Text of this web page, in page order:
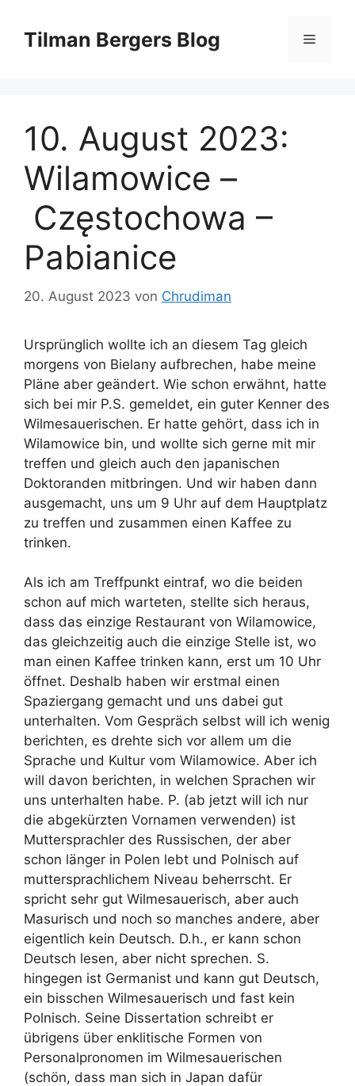
Inhalt
springen
Tilman Bergers Blog Menü
10. August 2023:
Wilamowice –
Częstochowa –
Pabianice
20. August 2023 von Chrudiman
Ursprünglich wollte ich an diesem Tag gleich
morgens von Bielany aufbrechen, habe meine
Pläne aber geändert. Wie schon erwähnt, hatte
sich bei mir P.S. gemeldet, ein guter Kenner des
Wilmesauerischen. Er hatte gehört, dass ich in
Wilamowice bin, und wollte sich gerne mit mir
treffen und gleich auch den japanischen
Doktoranden mitbringen. Und wir haben dann
ausgemacht, uns um 9 Uhr auf dem Hauptplatz
zu treffen und zusammen einen Kaffee zu
trinken.
Als ich am Treffpunkt eintraf, wo die beiden
schon auf mich warteten, stellte sich heraus,
dass das einzige Restaurant von Wilamowice,
das gleichzeitig auch die einzige Stelle ist, wo
man einen Kaffee trinken kann, erst um 10 Uhr
öffnet. Deshalb haben wir erstmal einen
Spaziergang gemacht und uns dabei gut
unterhalten. Vom Gespräch selbst will ich wenig
berichten, es drehte sich vor allem um die
Sprache und Kultur vom Wilamowice. Aber ich
will davon berichten, in welchen Sprachen wir
uns unterhalten habe. P. (ab jetzt will ich nur
die abgekürzten Vornamen verwenden) ist
Muttersprachler des Russischen, der aber
schon länger in Polen lebt und Polnisch auf
muttersprachlichem Niveau beherrscht. Er
spricht sehr gut Wilmesauerisch, aber auch
Masurisch und noch so manches andere, aber
eigentlich kein Deutsch. D.h., er kann schon
Deutsch lesen, aber nicht sprechen. S.
hingegen ist Germanist und kann gut Deutsch,
ein bisschen Wilmesauerisch und fast kein
Polnisch. Seine Dissertation schreibt er
übrigens über enklitische Formen von
Personalpronomen im Wilmesauerischen
(schön, dass man sich in Japan dafür